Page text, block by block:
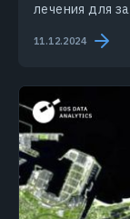
лечения для
11.12.2024